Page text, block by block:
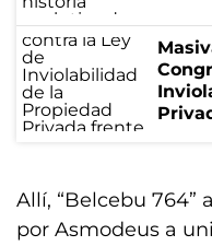
Allí, “Belcebu 764”
por Asmodeus a